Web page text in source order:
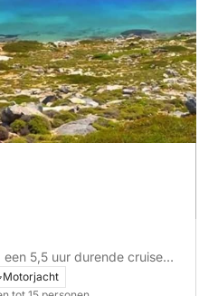
5,5 uur durende cruise
Motorjacht